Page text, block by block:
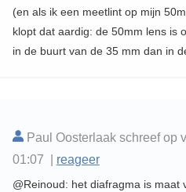
(en als ik een meetlint op mijn
klopt dat aardig: de 50mm lens is
in de buurt van de 35 mm dan in
Paul Oosterlaak schreef op
01:07 | reageer
@Reinoud: het diafragma is maat